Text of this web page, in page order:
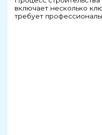
включает несколько
требует